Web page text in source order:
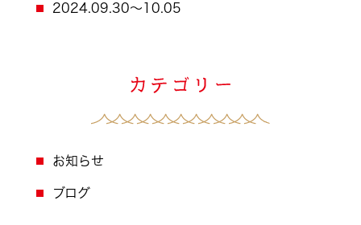
2024.09.30～10.05
お知らせ
ブログ